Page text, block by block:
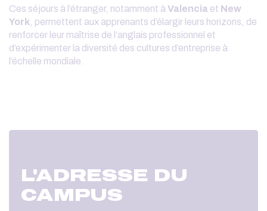
Ces séjours à l’étranger, notamment à Valencia et New
York , permettent aux apprenants d’élargir leurs horizons, de
renforcer leur maîtrise de l’anglais professionnel et
d’expérimenter la diversité des cultures d’entreprise à
l’échelle mondiale.
L'ADRESSE DU
CAMPUS